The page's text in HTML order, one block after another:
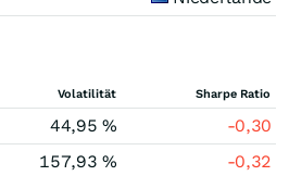
Volatilität Sharpe Ratio
44,95 %
-0,30
157,93 %
-0,32